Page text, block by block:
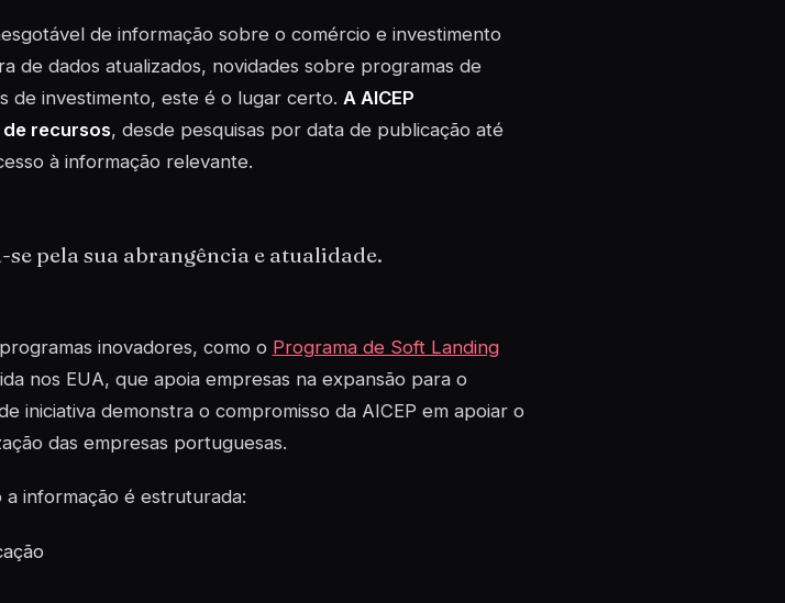
de informação sobre o comércio e investimento
de dados atualizados, novidades sobre programas de
de investimento, este é o lugar certo. A AICEP
recursos, desde pesquisas por data de publicação até
à informação relevante.
pela sua abrangência e atualidade.
inovadores, como o Programa de Soft Landing
nos EUA, que apoia empresas na expansão para o
iniciativa demonstra o compromisso da AICEP em apoiar o
das empresas portuguesas.
informação é estruturada: